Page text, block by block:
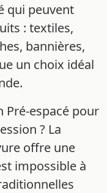
qui peuvent
: textiles,
bannières,
un choix idéal
espacé pour
? La
offre une
impossible à